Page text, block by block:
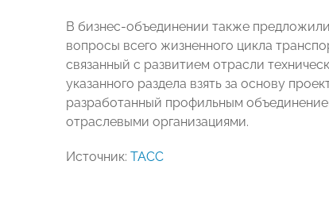
В бизнес-объединении также
вопросы всего жизненного цикла
связанный с развитием отрасли
указанного раздела взять за основу
разработанный профильным
отраслевыми организациями.
Источник: ТАСС